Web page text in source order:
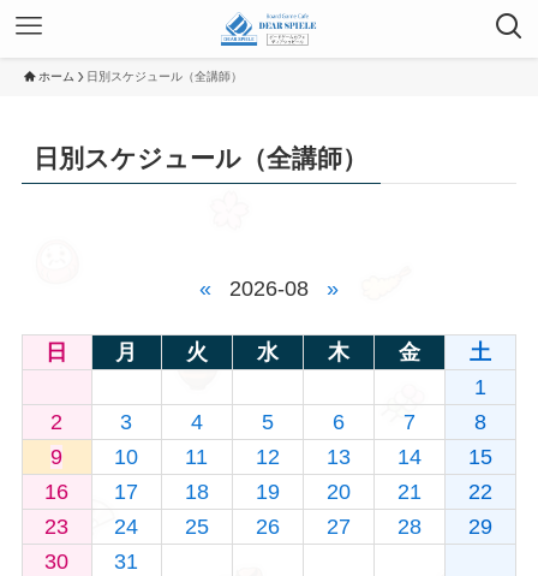
ホーム 日別スケジュール（全講師）
日別スケジュール（全講師）
« 2026-08 »
日 月 火 水 木 金
土
1
2
3 4 5 6 7
8
9
10 11 12 13 14
15
16
17 18 19 20 21
22
23
24 25 26 27 28
29
30
31